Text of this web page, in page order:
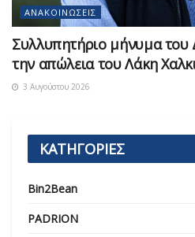
ΑΝΑΚΟΙΝΏΣΕΙΣ
Συλλυπητήριο μήνυμα του
την απώλεια του Λάκη
3 Αυγούστου 2026
ΚΑΤΗΓΟΡΙΕΣ
Bin2Bean
PADRION